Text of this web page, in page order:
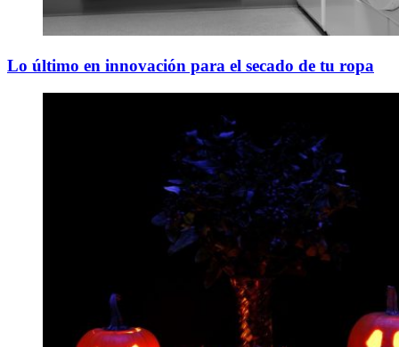
Lo último en innovación para el secado de tu ropa